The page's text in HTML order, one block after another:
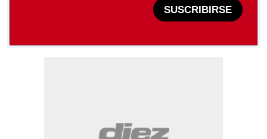
SUSCRIBIRSE